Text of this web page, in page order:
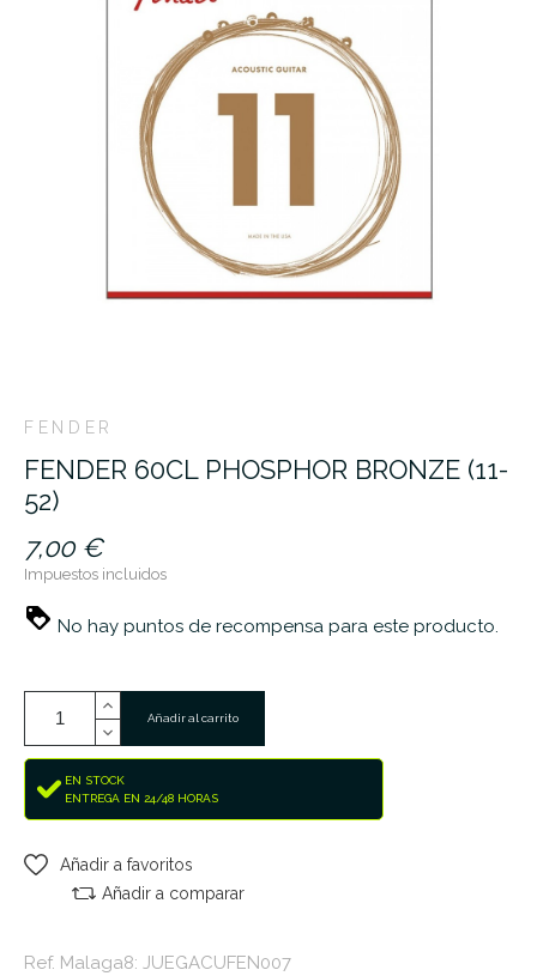
FENDER
FENDER 60CL PHOSPHOR BRONZE (11-
52)
7,00 €
Impuestos incluidos
No hay puntos de recompensa para este producto.
Añadir al carrito
EN STOCK
ENTREGA EN 24/48 HORAS
Añadir a favoritos
Añadir a comparar
Ref. Malaga8: JUEGACUFEN007